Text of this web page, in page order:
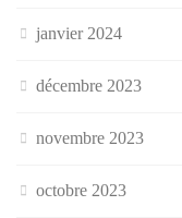
janvier 2024
décembre 2023
novembre 2023
octobre 2023